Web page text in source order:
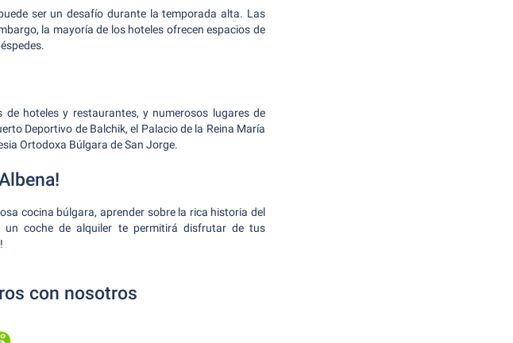
ser un desafío durante la temporada alta. Las
la mayoría de los hoteles ofrecen espacios de
hoteles y restaurantes, y numerosos lugares de
Deportivo de Balchik, el Palacio de la Reina María
Ortodoxa Búlgara de San Jorge.
cocina búlgara, aprender sobre la rica historia del
un coche de alquiler te permitirá disfrutar de tus
con nosotros